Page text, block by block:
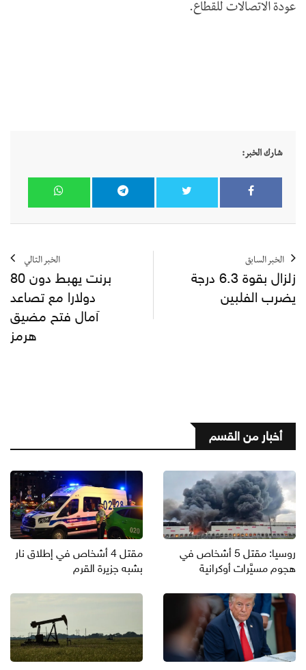
عودة الاتصالات للقطاع.
شارك الخبر:
الخبر السابق
زلزال بقوة 6.3 درجة
يضرب الفلبين
الخبر التالي
برنت يهبط دون 80
دولارا مع تصاعد
آمال فتح مضيق
هرمز
أخبار من القسم
روسيا: مقتل 5 أشخاص في
هجوم مسيَّرات أوكرانية
مقتل 4 أشخاص في إطلاق نار
بشبه جزيرة القرم